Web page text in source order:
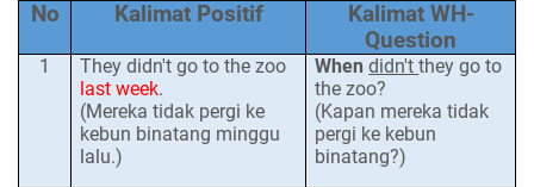
No Kalimat Positif
Kalimat WH-
Question
1
They didn't go to the zoo
last week.
(Mereka tidak pergi ke
kebun binatang minggu
lalu.)
Whendidn'tthey go to
the zoo?
(Kapan mereka tidak
pergi ke kebun
binatang?)